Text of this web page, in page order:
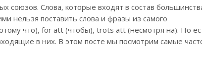
союзов. Слова, которые входят в состав
нельзя поставить слова и фразы из самого
что), för att (чтобы), trots att (несмотря на). Но
в них. В этом посте мы посмотрим самые